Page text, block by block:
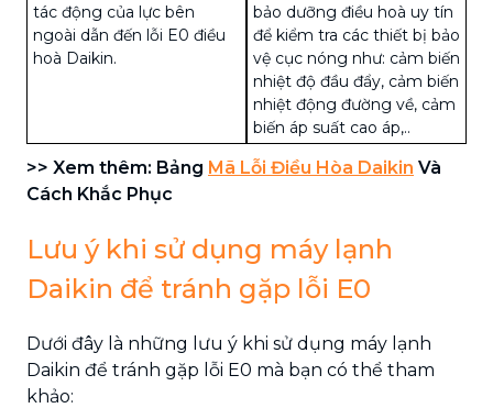
tác động của lực bên
ngoài dẫn đến lỗi E0 điều
hoà Daikin.
bảo dưỡng điều hoà uy tín
để kiểm tra các thiết bị bảo
vệ cục nóng như: cảm biến
nhiệt độ đầu đẩy, cảm biến
nhiệt động đường về, cảm
biến áp suất cao áp,..
>> Xem thêm: Bảng Mã Lỗi Điều Hòa Daikin Và
Cách Khắc Phục
Lưu ý khi sử dụng máy lạnh
Daikin để tránh gặp lỗi E0
Dưới đây là những lưu ý khi sử dụng máy lạnh
Daikin để tránh gặp lỗi E0 mà bạn có thể tham
khảo: